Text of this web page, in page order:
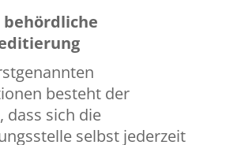
behördliche
besteht der
dass sich die
selbst jederzeit